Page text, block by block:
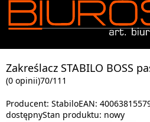
Zakreślacz STABILO BOSS
(0 opinii)70/111
Producent: StabiloEAN:
dostępnyStan produktu: nowy